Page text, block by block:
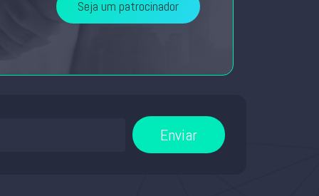
Seja um patrocinador
Enviar